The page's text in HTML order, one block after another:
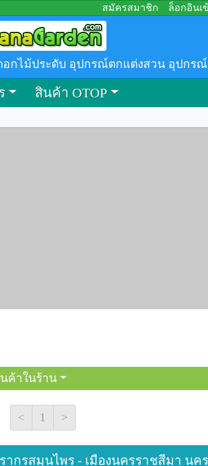
สมัครสมาชิก ล็อกอินเ
ไม้ประดับ อุปกรณ์ตกแต่งสวน อุปกรณ์
สินค้า OTOP
ค้าในร้าน
< 1 >
กรสมุนไพร - เมืองนครราชสีมา นค